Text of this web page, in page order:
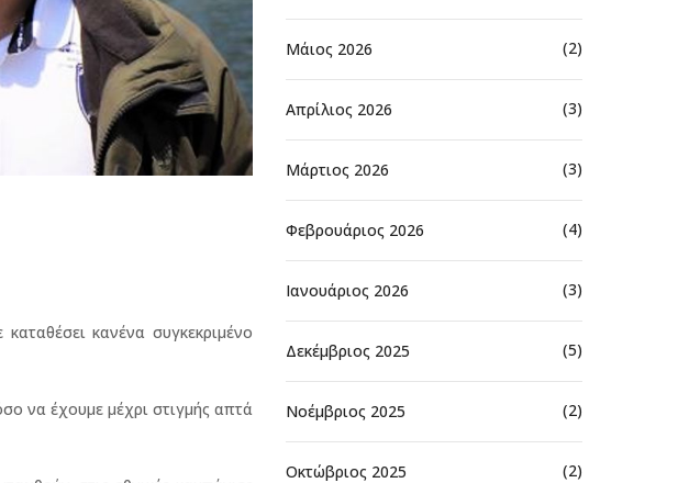
κανένα συγκεκριμένο
να έχουμε μέχρι στιγμής απτά
Μάιος 2026 (2)
Απρίλιος 2026 (3)
Μάρτιος 2026 (3)
Φεβρουάριος 2026 (4)
Ιανουάριος 2026 (3)
Δεκέμβριος 2025 (5)
Νοέμβριος 2025 (2)
Οκτώβριος 2025 (2)